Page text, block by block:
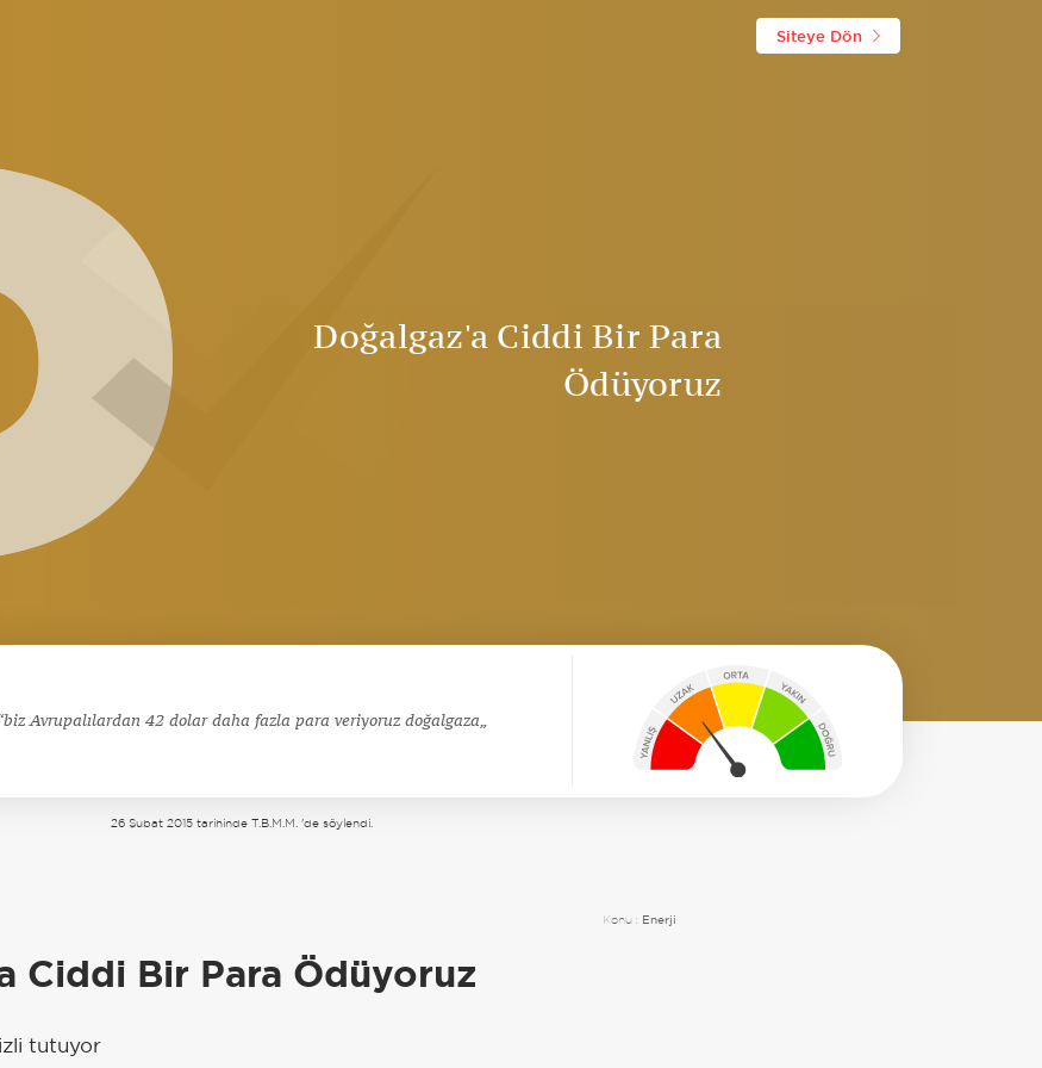
Siteye Dön
Doğalgaz'a Ciddi Bir Para
Ödüyoruz
biz Avrupalılardan 42 dolar daha fazla para veriyoruz doğalgaza
26 Şubat 2015 tarihinde T.B.M.M. 'de söylendi.
Konu : Enerji
Ciddi Bir Para Ödüyoruz
tutuyor